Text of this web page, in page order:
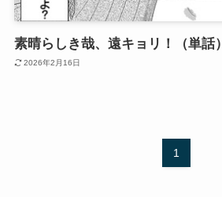
素晴らしき哉、遠キョリ！（単話）
2026年2月16日
1